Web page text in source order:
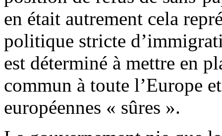
en était autrement cela
politique stricte
est déterminé à mettre en
commun à toute l’Europe
européennes « sûres ».